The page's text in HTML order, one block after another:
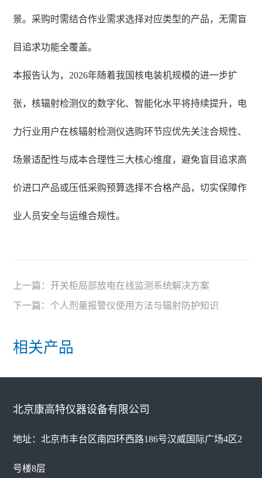
景。采购时需结合作业需求选择对应类型的产品，无需盲
目追求功能全覆盖。
本报告认为，2026年随着我国核电装机规模的进一步扩
张，核辐射检测仪的数字化、智能化水平将持续提升，电
力行业用户在核辐射检测仪选购环节应优先关注合规性、
场景适配性与成本合理性三大核心维度，避免盲目追求高
价进口产品或压低采购预算选择不合格产品，切实保障作
业人员安全与运维合规性。
上一篇： 开关柜局部放电在线监测系统解决方案
下一篇： 个人剂量报警仪使用方法与辐射防护知识
相关产品
北京康高特仪器设备有限公司
地址：北京市丰台区南四环西路186号汉威国际广场4区2
号楼8层